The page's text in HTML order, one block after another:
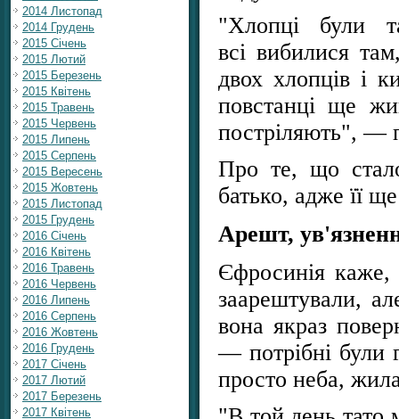
2014 Листопад
2014 Грудень
2015 Січень
2015 Лютий
2015 Березень
2015 Квітень
2015 Травень
2015 Червень
2015 Липень
2015 Серпень
2015 Вересень
2015 Жовтень
2015 Листопад
2015 Грудень
2016 Січень
2016 Квітень
2016 Травень
2016 Червень
2016 Липень
2016 Серпень
2016 Жовтень
2016 Грудень
2017 Січень
2017 Лютий
2017 Березень
2017 Квітень
"Хлопці були
всі вибилися
двох хлопців і
повстанці ще
постріляють", —
Про те, що
батько, адже її
Арешт,
Єфросинія каже,
заарештували,
вона якраз
— потрібні були
просто неба,